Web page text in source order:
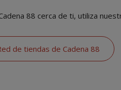
88 cerca de ti, utiliza
de tiendas de Cadena 88